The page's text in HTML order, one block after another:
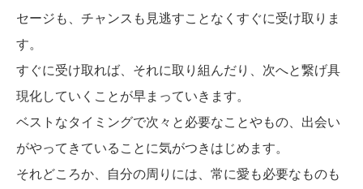
セージも、チャンスも見逃すことなくすぐに受け取りま
す。
すぐに受け取れば、それに取り組んだり、次へと繋げ具
現化していくことが早まっていきます。
ベストなタイミングで次々と必要なことやもの、出会い
がやってきていることに気がつきはじめます。
それどころか、自分の周りには、常に愛も必要なものも